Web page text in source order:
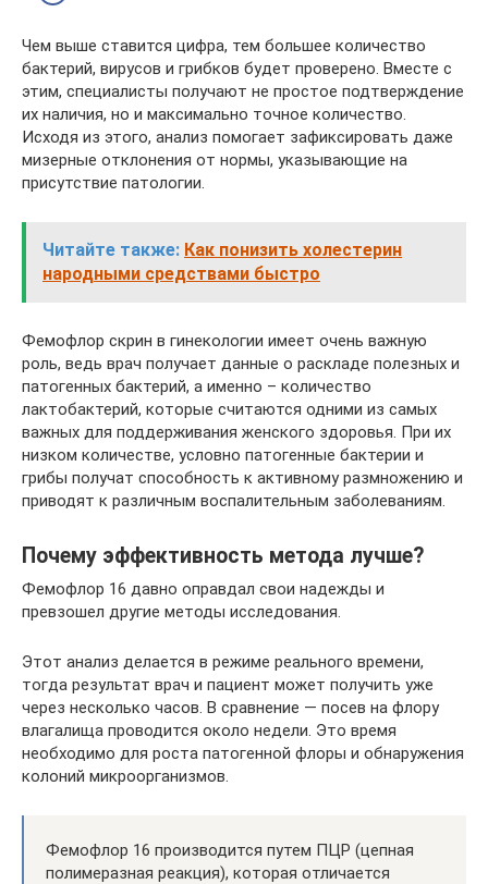
Чем выше ставится цифра, тем большее количество
бактерий, вирусов и грибков будет проверено. Вместе с
этим, специалисты получают не простое подтверждение
их наличия, но и максимально точное количество.
Исходя из этого, анализ помогает зафиксировать даже
мизерные отклонения от нормы, указывающие на
присутствие патологии.
Читайте также: Как понизить холестерин
народными средствами быстро
Фемофлор скрин в гинекологии имеет очень важную
роль, ведь врач получает данные о раскладе полезных и
патогенных бактерий, а именно – количество
лактобактерий, которые считаются одними из самых
важных для поддерживания женского здоровья. При их
низком количестве, условно патогенные бактерии и
грибы получат способность к активному размножению и
приводят к различным воспалительным заболеваниям.
Почему эффективность метода лучше?
Фемофлор 16 давно оправдал свои надежды и
превзошел другие методы исследования.
Этот анализ делается в режиме реального времени,
тогда результат врач и пациент может получить уже
через несколько часов. В сравнение — посев на флору
влагалища проводится около недели. Это время
необходимо для роста патогенной флоры и обнаружения
колоний микроорганизмов.
Фемофлор 16 производится путем ПЦР (цепная
полимеразная реакция), которая отличается